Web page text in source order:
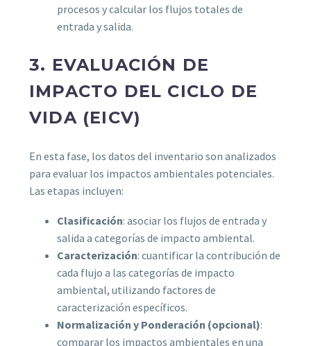
procesos y calcular los flujos totales de
entrada y salida.
3. EVALUACIÓN DE
IMPACTO DEL CICLO DE
VIDA (EICV)
En esta fase, los datos del inventario son analizados
para evaluar los impactos ambientales potenciales.
Las etapas incluyen:
Clasificación: asociar los flujos de entrada y
salida a categorías de impacto ambiental.
Caracterización: cuantificar la contribución de
cada flujo a las categorías de impacto
ambiental, utilizando factores de
caracterización específicos.
Normalización y Ponderación (opcional):
comparar los impactos ambientales en una